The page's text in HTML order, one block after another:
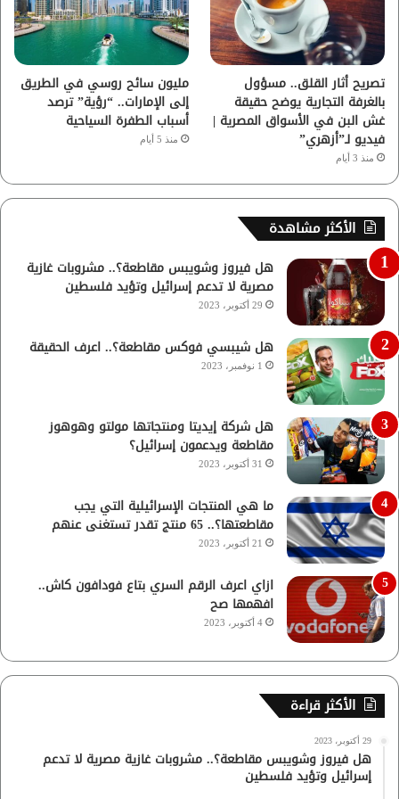
تصريح أثار القلق.. مسؤول
بالغرفة التجارية يوضح حقيقة
غش البن في الأسواق المصرية |
فيديو لـ”أزهري”
منذ 3 أيام
مليون سائح روسي في الطريق
إلى الإمارات.. “رؤية” ترصد
أسباب الطفرة السياحية
منذ 5 أيام
الأكثر مشاهدة
هل فيروز وشويبس مقاطعة؟.. مشروبات غازية
مصرية لا تدعم إسرائيل وتؤيد فلسطين
29 أكتوبر، 2023
هل شيبسي فوكس مقاطعة؟.. اعرف الحقيقة
1 نوفمبر، 2023
هل شركة إيديتا ومنتجاتها مولتو وهوهوز
مقاطعة ويدعمون إسرائيل؟
31 أكتوبر، 2023
ما هي المنتجات الإسرائيلية التي يجب
مقاطعتها؟.. 65 منتج تقدر تستغنى عنهم
21 أكتوبر، 2023
ازاي اعرف الرقم السري بتاع فودافون كاش..
افهمها صح
4 أكتوبر، 2023
الأكثر قراءة
29 أكتوبر، 2023
هل فيروز وشويبس مقاطعة؟.. مشروبات غازية مصرية لا تدعم
إسرائيل وتؤيد فلسطين